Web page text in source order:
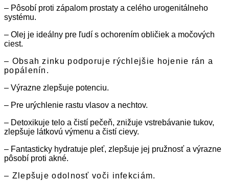
– Pôsobí proti zápalom prostaty a celého urogenitálneho
systému.
– Olej je ideálny pre ľudí s ochorením obličiek a močových
ciest.
– Obsah zinku podporuje rýchlejšie hojenie rán a
popálenín.
– Výrazne zlepšuje potenciu.
– Pre urýchlenie rastu vlasov a nechtov.
– Detoxikuje telo a čistí pečeň, znižuje vstrebávanie tukov,
zlepšuje látkovú výmenu a čistí cievy.
– Fantasticky hydratuje pleť, zlepšuje jej pružnosť a výrazne
pôsobí proti akné.
– Zlepšuje odolnosť voči infekciám.